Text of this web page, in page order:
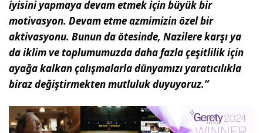
iyisini yapmaya devam etmek için büyük bir
motivasyon. Devam etme azmimizin özel bir
aktivasyonu. Bunun da ötesinde, Nazilere karşı ya
da iklim ve toplumumuzda daha fazla çeşitlilik için
ayağa kalkan çalışmalarla dünyamızı yaratıcılıkla
biraz değiştirmekten mutluluk duyuyoruz.”